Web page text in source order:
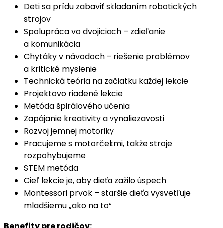
Deti sa prídu zabaviť skladaním robotických
strojov
Spolupráca vo dvojiciach – zdieľanie
a komunikácia
Chytáky v návodoch – riešenie problémov
a kritické myslenie
Technická teória na začiatku každej lekcie
Projektovo riadené lekcie
Metóda špirálového učenia
Zapájanie kreativity a vynaliezavosti
Rozvoj jemnej motoriky
Pracujeme s motorčekmi, takže stroje
rozpohybujeme
STEM metóda
Cieľ lekcie je, aby dieťa zažilo úspech
Montessori prvok – staršie dieťa vysvetľuje
mladšiemu „ako na to“
Benefity pre rodičov: